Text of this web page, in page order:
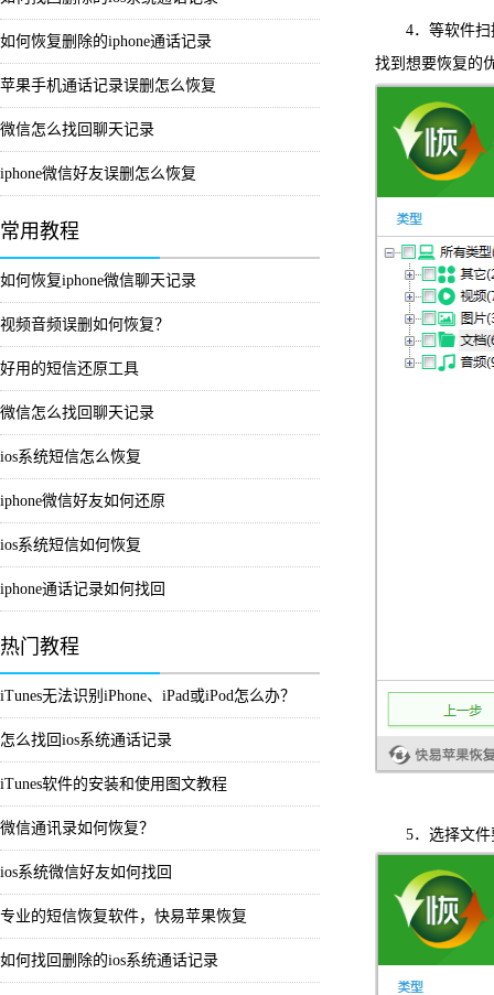
如何恢复删除的iphone通话记录
苹果手机通话记录误删怎么恢复
微信怎么找回聊天记录
iphone微信好友误删怎么恢复
常用教程
如何恢复iphone微信聊天记录
视频音频误删如何恢复？
好用的短信还原工具
微信怎么找回聊天记录
ios系统短信怎么恢复
iphone微信好友如何还原
ios系统短信如何恢复
iphone通话记录如何找回
热门教程
iTunes无法识别iPhone、iPad或iPod怎么办？
怎么找回ios系统通话记录
iTunes软件的安装和使用图文教程
微信通讯录如何恢复？
ios系统微信好友如何找回
专业的短信恢复软件，快易苹果恢复
如何找回删除的ios系统通话记录
4．等软件扫描
找到想要恢复的
5．选择文件